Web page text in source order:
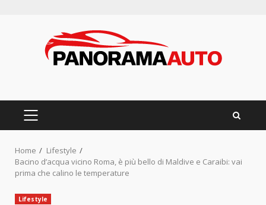
PRIMARY
Home
Lifestyle
Bacino d’acqua vicino Roma, è più bello di Maldive e Caraibi: vai
prima che calino le temperature
Lifestyle